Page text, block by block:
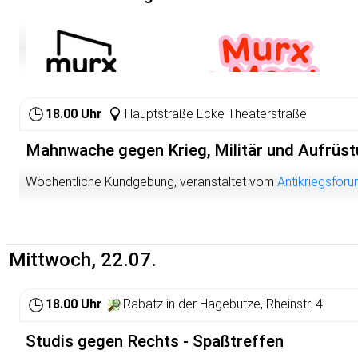
OBG” einen Flohmarkt im Murx. Es wird viele tolle Dinge
Ob Kleidung, Bücher, Deko oder kleine Fundstücke – bei
viel zu entdecken. Schaut vorbei, stöbert nach neuen
Wir freuen uns auf euch!
18.00 Uhr Hauptstraße Ecke Theaterstraße
Mahnwache gegen Krieg, Militär und
Wöchentliche Kundgebung, veranstaltet vom
Mittwoch, 22.07.
18.00 Uhr Rabatz in der Hagebutze, Rheinstr. 4
Studis gegen Rechts - Spaßtreffen